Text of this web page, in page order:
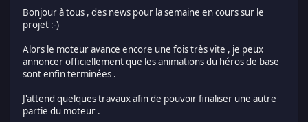
Bonjour à tous , des news pour la semaine en cours sur le
projet :-)
Alors le moteur avance encore une fois très vite , je peux
annoncer officiellement que les animations du héros de base
sont enfin terminées .
J'attend quelques travaux afin de pouvoir finaliser une autre
partie du moteur .